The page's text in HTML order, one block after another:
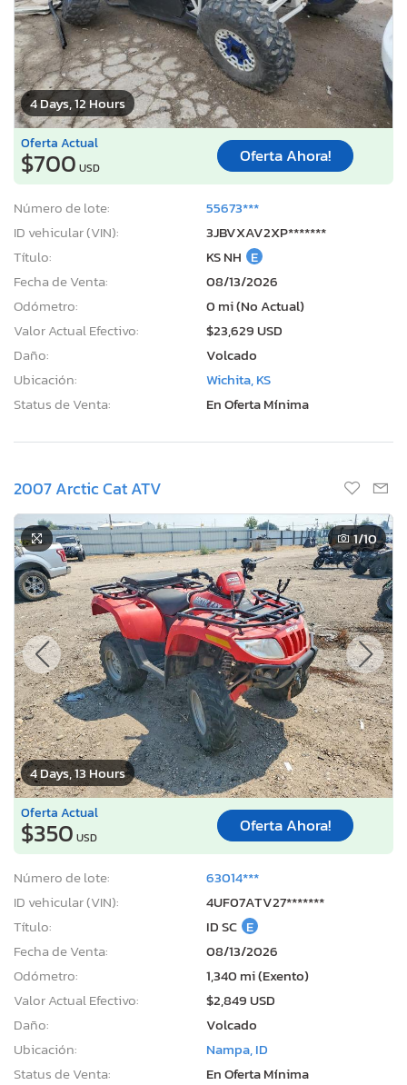
4 Days, 12 Hours
Oferta Actual
$700 USD
Oferta Ahora!
Número de lote:
55673***
ID vehicular (VIN):
3JBVXAV2XP*******
Título:
KS NH E
Fecha de Venta:
08/13/2026
Odómetro:
0 mi (No Actual)
Valor Actual Efectivo:
$23,629 USD
Daño:
Volcado
Ubicación:
Wichita, KS
Status de Venta:
En Oferta Mínima
2007 Arctic Cat ATV
4 Days, 13 Hours
1/10
Oferta Actual
$350 USD
Oferta Ahora!
Número de lote:
63014***
ID vehicular (VIN):
4UF07ATV27*******
Título:
ID SC E
Fecha de Venta:
08/13/2026
Odómetro:
1,340 mi (Exento)
Valor Actual Efectivo:
$2,849 USD
Daño:
Volcado
Ubicación:
Nampa, ID
Status de Venta:
En Oferta Mínima